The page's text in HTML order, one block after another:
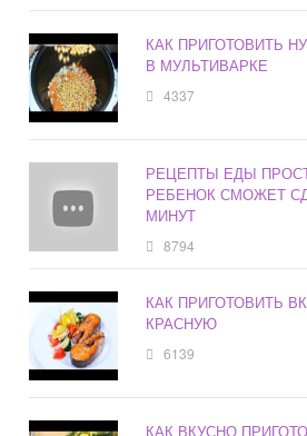
КАК ПРИГОТОВИТЬ
В МУЛЬТИВАРКЕ
4337
РЕЦЕПТЫ ЕДЫ
РЕБЕНОК СМОЖЕТ
МИНУТ
8794
КАК ПРИГОТОВИТЬ
КРАСНУЮ
6139
КАК ВКУСНО